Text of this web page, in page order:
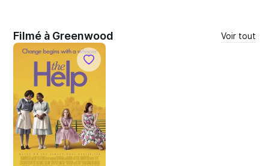
Filmé à Greenwood Voir tout